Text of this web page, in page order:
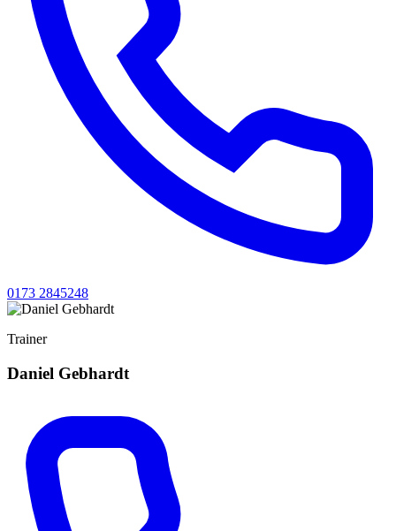
0173 2845248
Trainer
Daniel Gebhardt